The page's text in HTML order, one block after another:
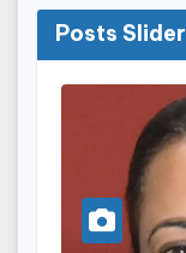
Posts Slider